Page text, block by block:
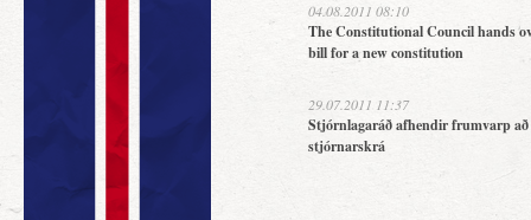
04.08.2011 08:10
The Constitutional Council hands
bill for a new constitution
29.07.2011 11:37
Stjórnlagaráð afhendir frumvarp
stjórnarskrá